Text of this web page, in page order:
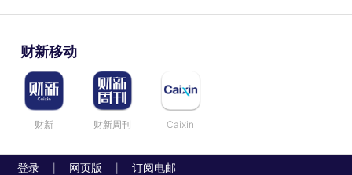
财新移动
财新 财新周刊 Caixin
登录 网页版 订阅电邮